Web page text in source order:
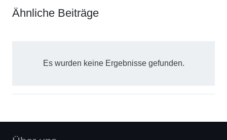
Ähnliche Beiträge
Es wurden keine Ergebnisse gefunden.